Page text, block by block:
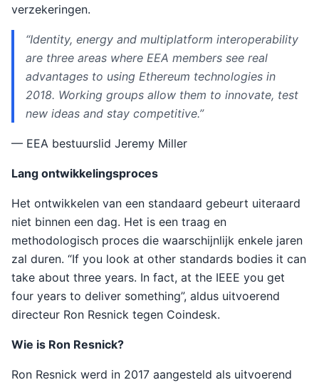
verzekeringen.
“Identity, energy and multiplatform interoperability
are three areas where EEA members see real
advantages to using Ethereum technologies in
2018. Working groups allow them to innovate, test
new ideas and stay competitive.”
— EEA bestuurslid Jeremy Miller
Lang ontwikkelingsproces
Het ontwikkelen van een standaard gebeurt uiteraard
niet binnen een dag. Het is een traag en
methodologisch proces die waarschijnlijk enkele jaren
zal duren. “If you look at other standards bodies it can
take about three years. In fact, at the IEEE you get
four years to deliver something”, aldus uitvoerend
directeur Ron Resnick tegen Coindesk.
Wie is Ron Resnick?
Ron Resnick werd in 2017 aangesteld als uitvoerend